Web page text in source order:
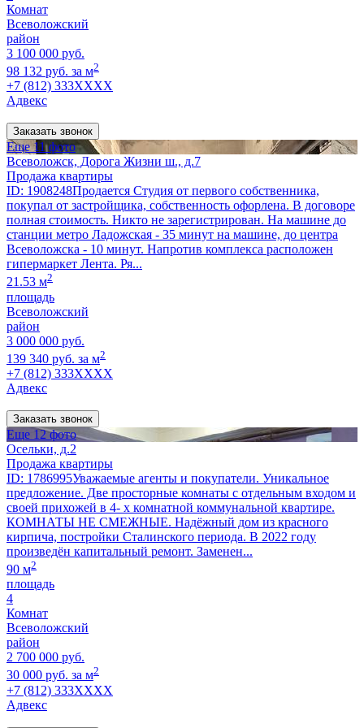
Комнат
Всеволожский
район
3 100 000 руб.
98 132 руб. за м2
+7 (812) 333XXXX
Адвекс
Заказать звонок
Еще 11 фото
Всеволожск, Дорога Жизни ш., д.7
Продажа квартиры
ID: 1908248Продается Студия от первого собственника,
покупал от застройщика, собственность офорлена. В договоре
полная стоимость. Никто не зарегистрирован. На машине до
станции метро Ладожская - 35 минут на машине, до центра
Всеволожска - 10 минут. Напротив комплекса расположен
гипермаркет Лента. Ря...
21.53 м2
площадь
Всеволожский
район
3 000 000 руб.
139 340 руб. за м2
+7 (812) 333XXXX
Адвекс
Заказать звонок
Еще 12 фото
Осельки, д.2
Продажа квартиры
ID: 1786995Уважаемые агенты и покупатели. Уникальное
предложение. Две просторные комнаты с отдельным входом и
своей прихожей в 4- х комнатной коммунальной квартире.
КОМНАТЫ НЕ СМЕЖНЫЕ. Надёжный дом из красного
кирпича, постройки Сталинского периода. В 2022 году
произведён капитальный ремонт. Заменен...
90 м2
площадь
4
Комнат
Всеволожский
район
2 700 000 руб.
30 000 руб. за м2
+7 (812) 333XXXX
Адвекс